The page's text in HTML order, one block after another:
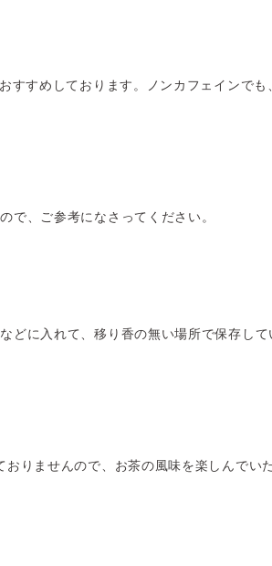
すすめしております。ノンカフェインでも
で、ご参考になさってください。
どに入れて、移り香の無い場所で保存して
りませんので、お茶の風味を楽しんでい